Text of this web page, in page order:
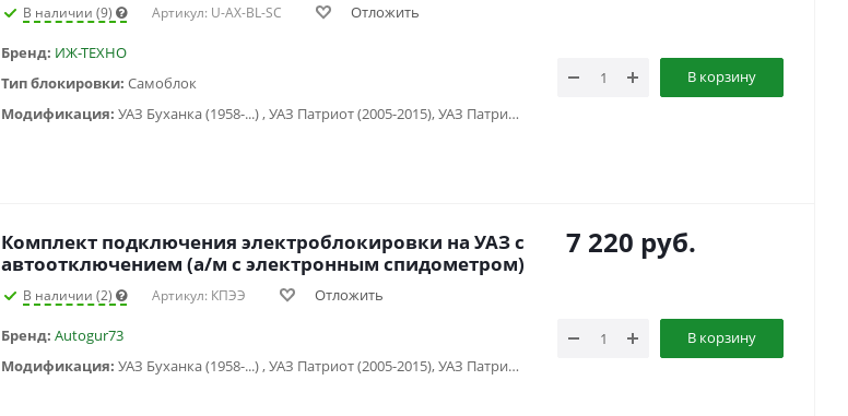
В наличии (9) Артикул: U-AX-BL-SC Отложить
Бренд: ИЖ-ТЕХНО
Тип блокировки: Самоблок
Модификация:
УАЗ Буханка (1958-...) , УАЗ Патриот (2005-2015), УАЗ Патриот (2015-2018), УАЗ Патриот (2019-...), УАЗ Патриот пикап (2008-...), УАЗ Хантер (2003-...), УАЗ-3151
В корзину
Комплект подключения электроблокировки на УАЗ с
автоотключением (а/м с электронным спидометром)
В наличии (2) Артикул: КПЭЭ Отложить
Бренд: Autogur73
Модификация:
УАЗ Буханка (1958-...) , УАЗ Патриот (2005-2015), УАЗ Патриот (2015-2018), УАЗ Патриот (2019-...), УАЗ Патриот пикап (2008-...), УАЗ Хантер (2003-...), УАЗ-3151
7 220 руб.
В корзину